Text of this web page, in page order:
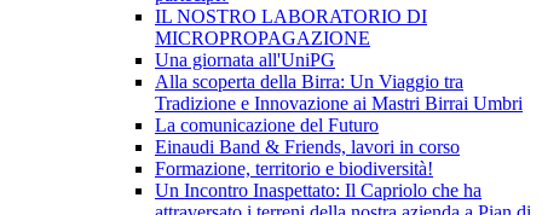
IL NOSTRO LABORATORIO DI
MICROPROPAGAZIONE
Una giornata all'UniPG
Alla scoperta della Birra: Un Viaggio tra
Tradizione e Innovazione ai Mastri Birrai Umbri
La comunicazione del Futuro
Einaudi Band & Friends, lavori in corso
Formazione, territorio e biodiversità!
Un Incontro Inaspettato: Il Capriolo che ha